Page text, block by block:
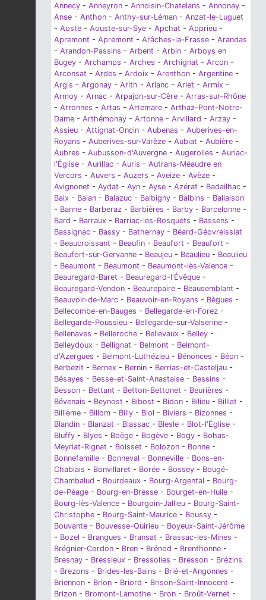
Annecy - Anneyron - Annoisin-Chatelans - Annonay -
Anse - Anthon - Anthy-sur-Léman - Anzat-le-Luguet
- Aoste - Aouste-sur-Sye - Apchat - Apprieu -
Apremont - Apremont - Arâches-la-Frasse - Arandas
- Arandon-Passins - Arbent - Arbin - Arboys en
Bugey - Archamps - Arches - Archignat - Arcon -
Arconsat - Ardes - Ardoix - Arenthon - Argentine -
Argis - Argonay - Arith - Arlanc - Arlet - Armix -
Armoy - Arnac - Arpajon-sur-Cère - Arras-sur-Rhône
- Arronnes - Artas - Artemare - Arthaz-Pont-Notre-
Dame - Arthémonay - Artonne - Arvillard - Arzay -
Assieu - Attignat-Oncin - Aubenas - Auberives-en-
Royans - Auberives-sur-Varèze - Aubiat - Aubière -
Aubres - Aubusson-d'Auvergne - Augerolles - Auriac-
l'Église - Aurillac - Auris - Autrans-Méaudre en
Vercors - Auvers - Auzers - Aveize - Avèze -
Avignonet - Aydat - Ayn - Ayse - Azérat - Badailhac -
Baix - Balan - Balazuc - Balbigny - Balbins - Ballaison
- Banne - Barberaz - Barbières - Barby - Barcelonne -
Bard - Barraux - Barriac-les-Bosquets - Bassens -
Bassignac - Bassy - Bathernay - Béard-Géovreissiat
- Beaucroissant - Beaufin - Beaufort - Beaufort -
Beaufort-sur-Gervanne - Beaujeu - Beaulieu - Beaulieu
- Beaumont - Beaumont - Beaumont-lès-Valence -
Beauregard-Baret - Beauregard-l'Évêque -
Beauregard-Vendon - Beaurepaire - Beausemblant -
Beauvoir-de-Marc - Beauvoir-en-Royans - Bègues -
Bellecombe-en-Bauges - Bellegarde-en-Forez -
Bellegarde-Poussieu - Bellegarde-sur-Valserine -
Bellenaves - Belleroche - Bellevaux - Belley -
Belleydoux - Bellignat - Belmont - Belmont-
d'Azergues - Belmont-Luthézieu - Bénonces - Béon -
Berbezit - Bernex - Bernin - Berrias-et-Casteljau -
Bésayes - Besse-et-Saint-Anastaise - Bessins -
Besson - Bettant - Betton-Bettonet - Beurières -
Bévenais - Beynost - Bibost - Bidon - Bilieu - Billiat -
Billième - Billom - Billy - Biol - Biviers - Bizonnes -
Blandin - Blanzat - Blassac - Blesle - Blot-l'Église -
Bluffy - Blyes - Boëge - Bogève - Bogy - Bohas-
Meyriat-Rignat - Boisset - Bolozon - Bonne -
Bonnefamille - Bonneval - Bonneville - Bons-en-
Chablais - Bonvillaret - Borée - Bossey - Bougé-
Chambalud - Bourdeaux - Bourg-Argental - Bourg-
de-Péage - Bourg-en-Bresse - Bourget-en-Huile -
Bourg-lès-Valence - Bourgoin-Jallieu - Bourg-Saint-
Christophe - Bourg-Saint-Maurice - Boussy -
Bouvante - Bouvesse-Quirieu - Boyeux-Saint-Jérôme
- Bozel - Brangues - Bransat - Brassac-les-Mines -
Brégnier-Cordon - Bren - Brénod - Brenthonne -
Bresnay - Bressieux - Bressolles - Bresson - Brézins
- Brezons - Brides-les-Bains - Brié-et-Angonnes -
Briennon - Brion - Briord - Brison-Saint-Innocent -
Brizon - Bromont-Lamothe - Bron - Broût-Vernet -